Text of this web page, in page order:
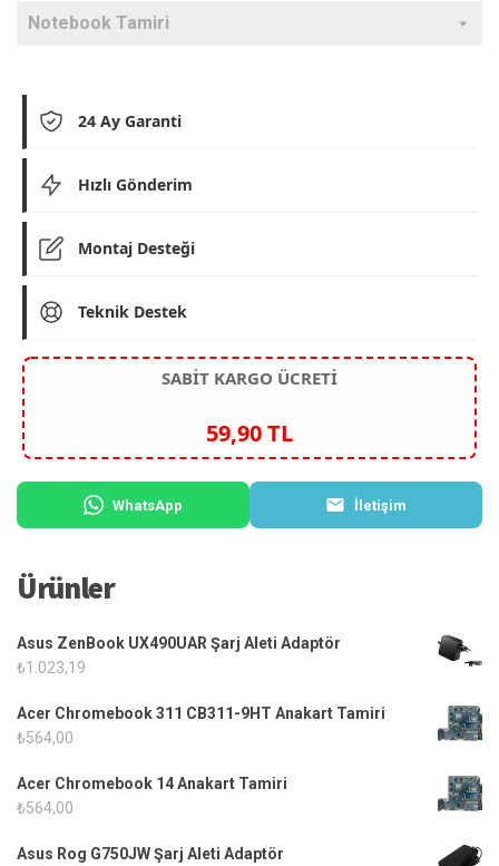
Notebook Tamiri
24 Ay Garanti
Hızlı Gönderim
Montaj Desteği
Teknik Destek
SABİT KARGO ÜCRETİ
59,90 TL
WhatsApp İletişim
Ürünler
Asus ZenBook UX490UAR Şarj Aleti Adaptör
₺1.023,19
Acer Chromebook 311 CB311-9HT Anakart Tamiri
₺564,00
Acer Chromebook 14 Anakart Tamiri
₺564,00
Asus Rog G750JW Şarj Aleti Adaptör